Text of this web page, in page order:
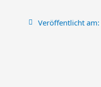
Veröffentlicht am: